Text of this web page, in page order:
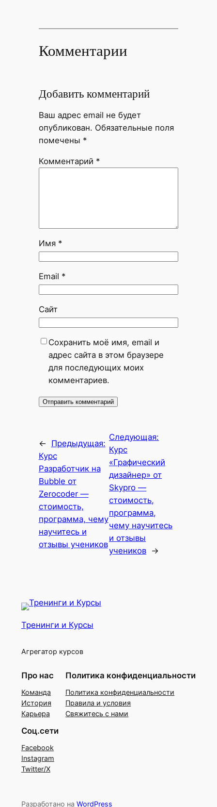
Комментарии
Добавить комментарий
Ваш адрес email не будет
опубликован. Обязательные поля
помечены *
Комментарий *
Имя *
Email *
Сайт
Сохранить моё имя, email и
адрес сайта в этом браузере
для последующих моих
комментариев.
←
Предыдущая:
Курс
Разработчик на
Bubble от
Zerocoder —
стоимость,
программа, чему
научитесь и
отзывы учеников
Следующая:
Курс
«Графический
дизайнер» от
Skypro —
стоимость,
программа,
чему научитесь
и отзывы
учеников →
Тренинги и Курсы
Агрегатор курсов
Про нас
Команда
История
Карьера
Политика конфиденциальности
Политика конфиденциальности
Правила и условия
Свяжитесь с нами
Соц.сети
Facebook
Instagram
Twitter/X
Разработано на WordPress